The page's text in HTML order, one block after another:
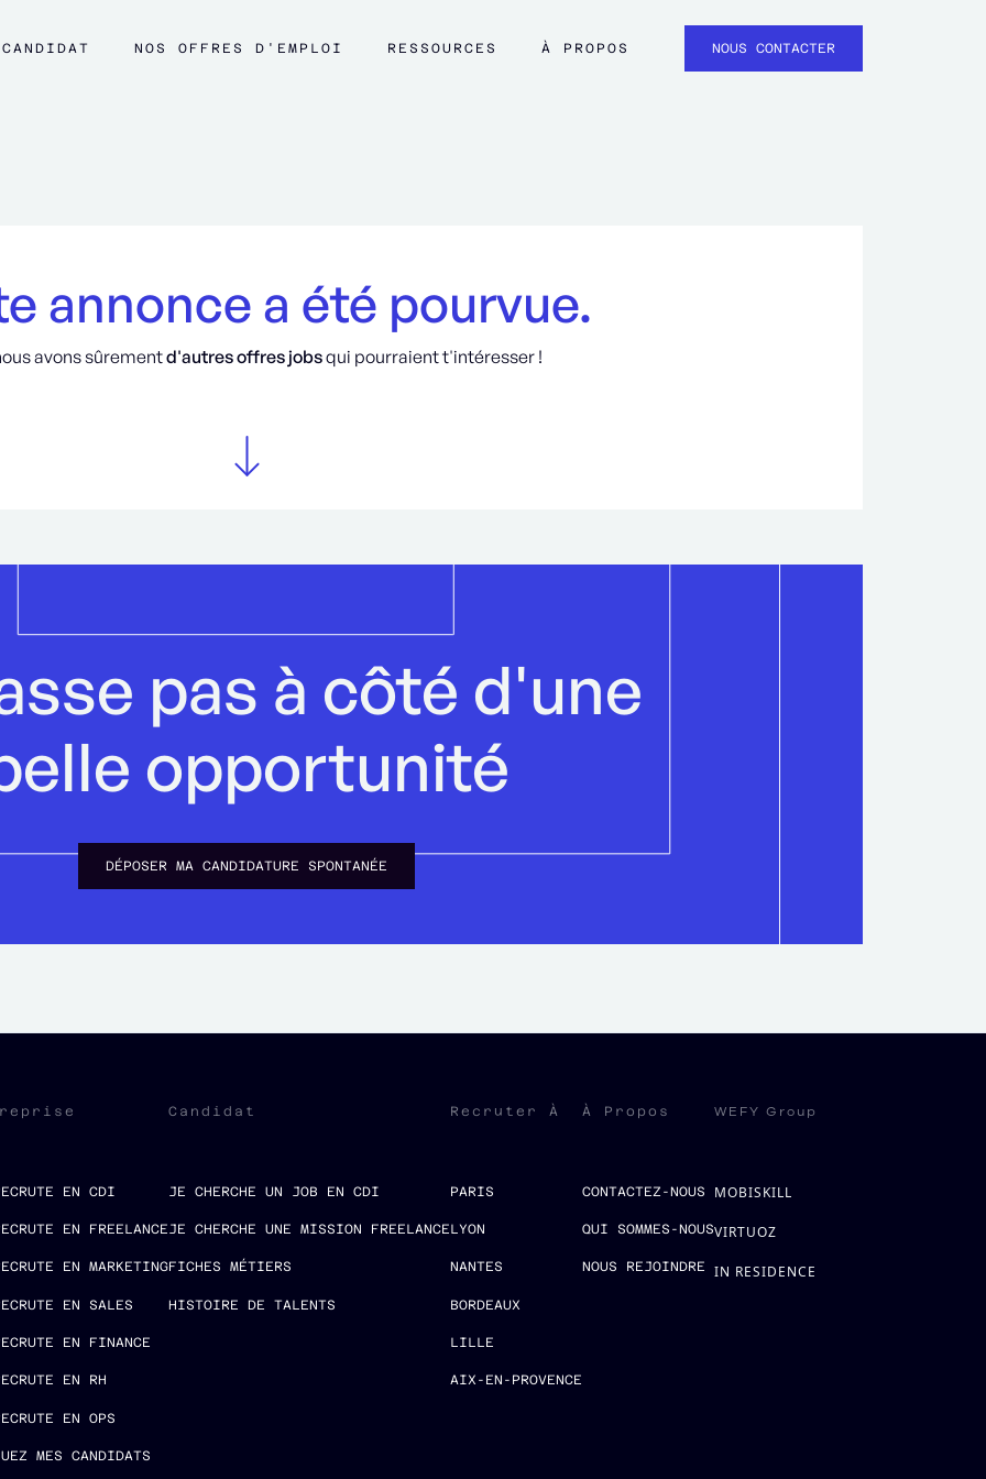
CANDIDAT NOS OFFRES D'EMPLOI RESSOURCES À PROPOS NOUS CONTACTER
annonce a été pourvue.
avons sûrementd'autres offres jobsqui pourraient t'intéresser !
pas à côté d'une
opportunité
DÉPOSER MA CANDIDATURE SPONTANÉE
EN CDI
EN FREELANCE
EN MARKETING
EN SALES
EN FINANCE
EN RH
EN OPS
MES CANDIDATS
Candidat
JE CHERCHE UN JOB EN CDI
JE CHERCHE UNE MISSION FREELANCE
FICHES MÉTIERS
HISTOIRE DE TALENTS
Recruter À
PARIS
LYON
NANTES
BORDEAUX
LILLE
AIX-EN-PROVENCE
À Propos
CONTACTEZ-NOUS
QUI SOMMES-NOUS
NOUS REJOINDRE
WEFY Group
MOBISKILL
VIRTUOZ
IN RESIDENCE